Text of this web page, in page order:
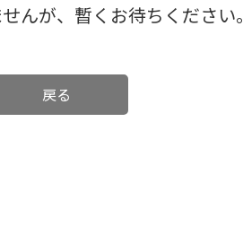
んが、暫くお待ちください。
戻る